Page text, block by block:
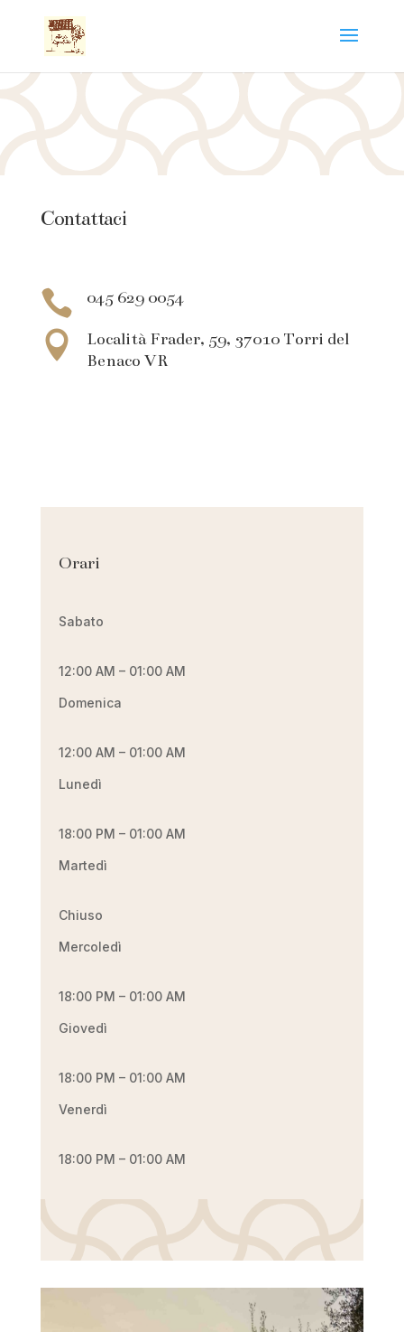
Contattaci
 045 629 0054

Località Frader, 59, 37010 Torri del
Benaco VR
Orari
Sabato
12:00 AM – 01:00 AM
Domenica
12:00 AM – 01:00 AM
Lunedì
18:00 PM – 01:00 AM
Martedì
Chiuso
Mercoledì
18:00 PM – 01:00 AM
Giovedì
18:00 PM – 01:00 AM
Venerdì
18:00 PM – 01:00 AM